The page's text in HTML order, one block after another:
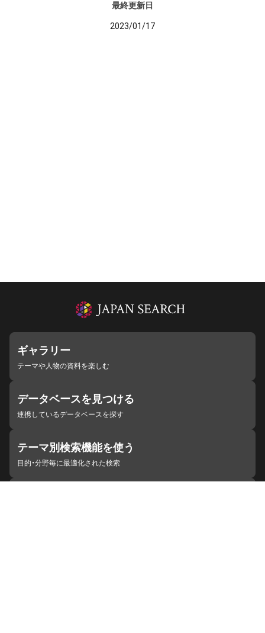
最終更新日
2023/01/17
ギャラリー
テーマや人物の資料を楽しむ
データベースを見つける
連携しているデータベースを探す
テーマ別検索機能を使う
目的・分野毎に最適化された検索